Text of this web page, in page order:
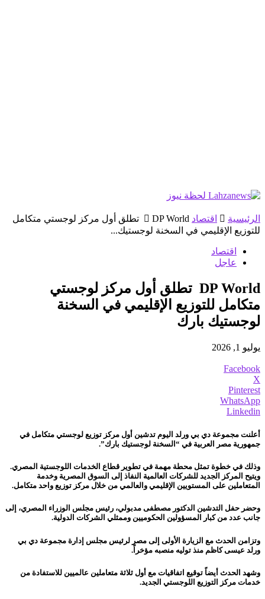
الرئيسية اقتصاد
DP World تطلق أول مركز لوجستي متكامل
للتوزيع الإقليمي في السخنة لوجستيك...
اقتصاد
عاجل
DP World تطلق أول مركز لوجستي
متكامل للتوزيع الإقليمي في السخنة
لوجستيك بارك
يوليو 1, 2026
Facebook
X
Pinterest
WhatsApp
Linkedin
أعلنت مجموعة دي بي ورلد اليوم تدشين أول مركز توزيع لوجستي متكامل في
جمهورية مصر العربية في “السخنة لوجستيك بارك”.
وذلك في خطوة تمثل محطة مهمة في تطوير قطاع الخدمات اللوجستية المصري.
ويتيح المركز الجديد للشركات العالمية النفاذ إلى السوق المصرية وخدمة
المتعاملين على المستويين الإقليمي والعالمي من خلال مركز توزيع واحد متكامل.
وحضر حفل التدشين الدكتور مصطفى مدبولي، رئيس مجلس الوزراء المصري، إلى
جانب عدد من كبار المسؤولين الحكوميين وممثلي الشركات الدولية.
وتزامن الحدث مع الزيارة الأولى إلى مصر لرئيس مجلس إدارة مجموعة دي بي
ورلد عيسى كاظم منذ توليه منصبه مؤخراً.
وشهد الحدث أيضاً توقيع اتفاقيات مع أول ثلاثة متعاملين عالميين للاستفادة من
خدمات مركز التوزيع اللوجستي الجديد.